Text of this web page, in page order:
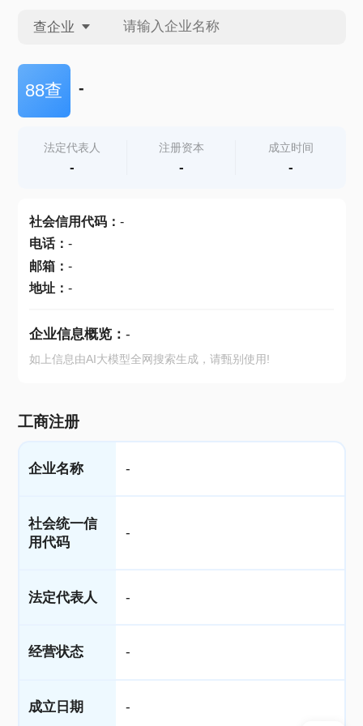
查企业
查企业
查产地
88查 -
法定代表人
-
注册资本
-
成立时间
-
社会信用代码： -
电话： -
邮箱： -
地址： -
企业信息概览： -
如上信息由AI大模型全网搜索生成，请甄别使用!
工商注册
企业名称 -
社会统一信
用代码
-
法定代表人 -
经营状态 -
成立日期 -